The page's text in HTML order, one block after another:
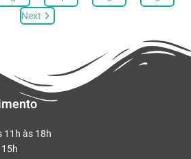
escolhidas
página
Next
11h às 18h